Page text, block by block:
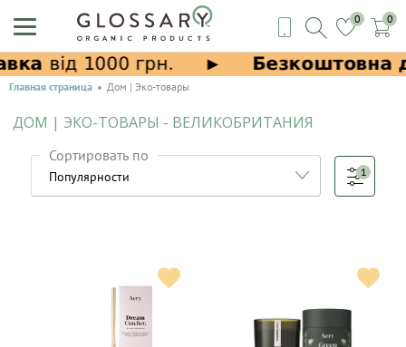
0 0
Главная страница Дом | Эко-товары
ДОМ | ЭКО-ТОВАРЫ - ВЕЛИКОБРИТАНИЯ
Сортировать по
1